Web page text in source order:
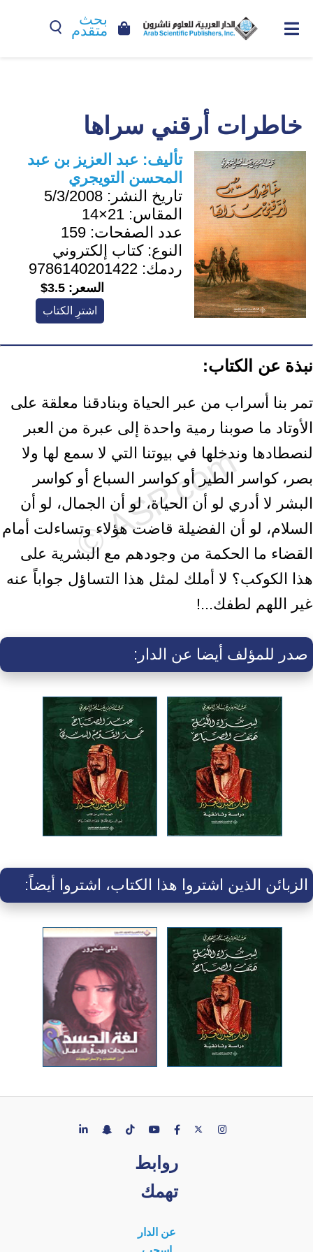
بحث
متقدم
خاطرات أرقني سراها
تأليف: عبد العزيز بن عبد
المحسن التويجري
تاريخ النشر: 5/3/2008
المقاس: 21×14
عدد الصفحات: 159
النوع:كتاب إلكتروني
ردمك: 9786140201422
السعر: 3.5$
اشترِ الكتاب
نبذة عن الكتاب:
تمر بنا أسراب من عبر الحياة وبنادقنا معلقة على
الأوتاد ما صوبنا رمية واحدة إلى عبرة من العبر
لنصطادها وندخلها في بيوتنا التي لا سمع لها ولا
بصر، كواسر الطير أو كواسر السباع أو كواسر
البشر لا أدري لو أن الحياة، لو أن الجمال، لو أن
السلام، لو أن الفضيلة قاضت هؤلاء وتساءلت أمام
القضاء ما الحكمة من وجودهم مع البشرية على
هذا الكوكب؟ لا أملك لمثل هذا التساؤل جواباً عنه
غير اللهم لطفك...!
صدر للمؤلف أيضا عن الدار:
الزبائن الذين اشتروا هذا الكتاب، اشتروا أيضاً:
روابط
تهمك
عن الدار